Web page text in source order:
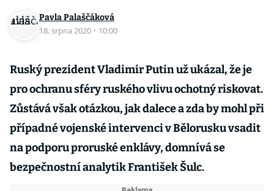
Pavla Palaščáková
18. srpna 2020 · 10:00
Ruský prezident Vladimir Putin už ukázal, že je
pro ochranu sféry ruského vlivu ochotný riskovat.
Zůstává však otázkou, jak dalece a zda by mohl při
případné vojenské intervenci v Bělorusku vsadit
na podporu proruské enklávy, domnívá se
bezpečnostní analytik František Šulc.